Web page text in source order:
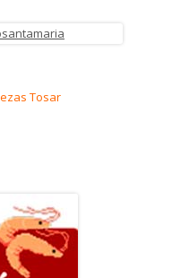
Tosar